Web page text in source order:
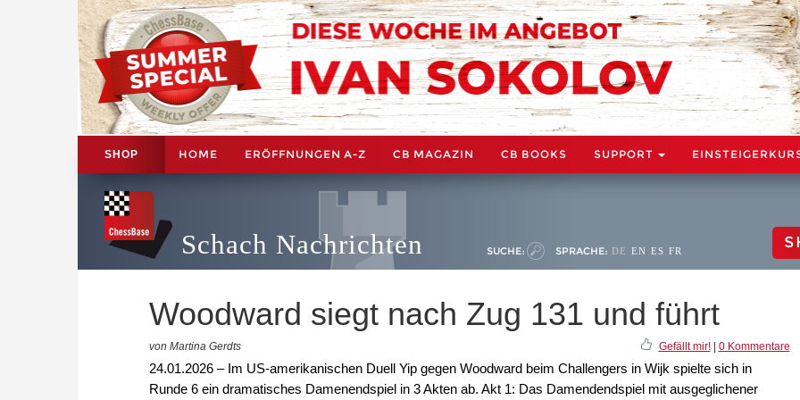
SHOP HOME ERÖFFNUNGEN A-Z CB MAGAZIN CB BOOKS SUPPORT
Schach Nachrichten SUCHE: SPRACHE: DE EN ES FR
Woodward siegt nach Zug 131 und führt
von Martina Gerdts Gefällt mir!| 0 Kommentare
24.01.2026 – Im US-amerikanischen Duell Yip gegen Woodward beim Challengers in Wijk spielte sich in
Runde 6 ein dramatisches Damenendspiel in 3 Akten ab. Akt 1: Das Damendendspiel mit ausgeglichener